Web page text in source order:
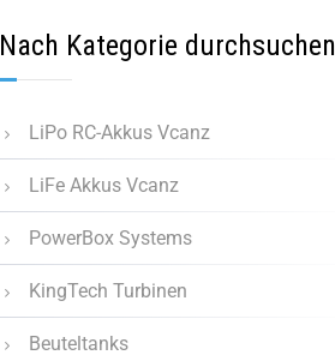
Nach Kategorie durchsuchen
LiPo RC-Akkus Vcanz
LiFe Akkus Vcanz
PowerBox Systems
KingTech Turbinen
Beuteltanks